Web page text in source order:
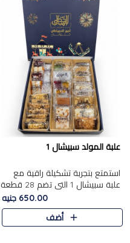
علبة المولد سبيشال 1
استمتع بتجربة تشكيلة راقية مع
علبة سبيشال 1 التي تضم 28 قطعة
من تشكيلة مختارة بعناية من أفخر
حلويات المولد المصرية الأصلية
الشرقية. تحتوي ال..
650.00 جنيه
أضف